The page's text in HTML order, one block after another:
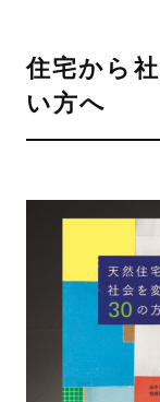
住宅から
い方へ